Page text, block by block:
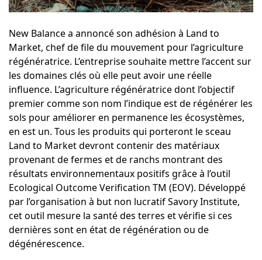
New Balance a annoncé son adhésion à Land to
Market, chef de file du mouvement pour l’agriculture
régénératrice. L’entreprise souhaite mettre l’accent sur
les domaines clés où elle peut avoir une réelle
influence. L’agriculture régénératrice dont l’objectif
premier comme son nom l’indique est de régénérer les
sols pour améliorer en permanence les écosystèmes,
en est un. Tous les produits qui porteront le sceau
Land to Market devront contenir des matériaux
provenant de fermes et de ranchs montrant des
résultats environnementaux positifs grâce à l’outil
Ecological Outcome Verification TM (EOV). Développé
par l’organisation à but non lucratifSavory Institute,
cetoutil mesure la santé des terres et vérifie si ces
dernières sont en état de régénération ou de
dégénérescence.